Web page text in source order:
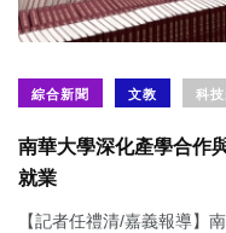
綜合新聞 文教 科技
南華大學深化產學合作
就業
【記者任禮清/嘉義報導】